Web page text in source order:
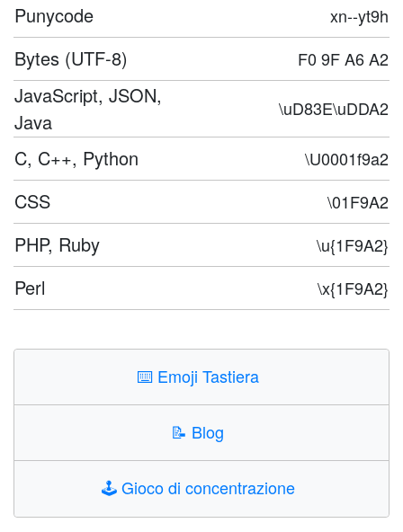
Punycode xn--yt9h
Bytes (UTF-8) F0 9F A6 A2
JavaScript, JSON,
Java
\uD83E\uDDA2
C, C++, Python \U0001f9a2
CSS \01F9A2
PHP, Ruby \u{1F9A2}
Perl \x{1F9A2}
⌨️ Emoji Tastiera
📝 Blog
🕹️Gioco di concentrazione